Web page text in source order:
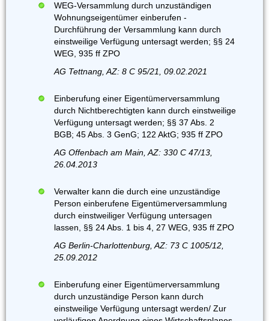
WEG-Versammlung durch unzuständigen
Wohnungseigentümer einberufen -
Durchführung der Versammlung kann durch
einstweilige Verfügung untersagt werden; §§ 24
WEG, 935 ff ZPO
AG Tettnang, AZ: 8 C 95/21, 09.02.2021
Einberufung einer Eigentümerversammlung
durch Nichtberechtigten kann durch einstweilige
Verfügung untersagt werden; §§ 37 Abs. 2
BGB; 45 Abs. 3 GenG; 122 AktG; 935 ff ZPO
AG Offenbach am Main, AZ: 330 C 47/13,
26.04.2013
Verwalter kann die durch eine unzuständige
Person einberufene Eigentümerversammlung
durch einstweiliger Verfügung untersagen
lassen, §§ 24 Abs. 1 bis 4, 27 WEG, 935 ff ZPO
AG Berlin-Charlottenburg, AZ: 73 C 1005/12,
25.09.2012
Einberufung einer Eigentümerversammlung
durch unzuständige Person kann durch
einstweilige Verfügung untersagt werden/ Zur